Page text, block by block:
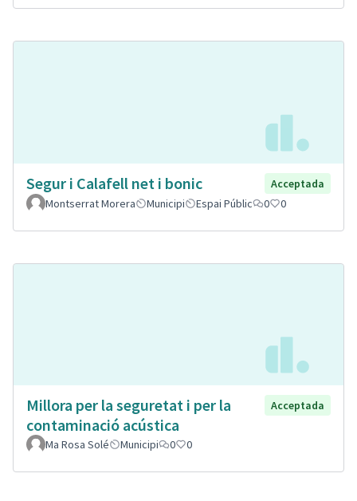
Segur i Calafell net i bonic
Acceptada
Montserrat Morera
Municipi Espai Públic 0 0
Millora per la seguretat i per la
contaminació acústica
Acceptada
Ma Rosa Solé Municipi 0 0